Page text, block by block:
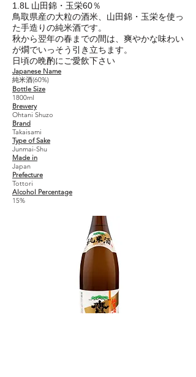
1.8L 山田錦・玉栄60％
鳥取県産の大粒の酒米、山田錦・玉栄を使っ
た手造りの純米酒です。
秋から翌年の春までの間は、爽やかな味わい
が燗でいっそう引き立ちます。
日頃の晩酌にご愛飲下さい
Japanese Name
純米酒(60%)
Bottle Size
1800ml
Brewery
Ohtani Shuzo
Brand
Takaisami
Type of Sake
Junmai-Shu
Made in
Japan
Prefecture
Tottori
Alcohol Percentage
15%